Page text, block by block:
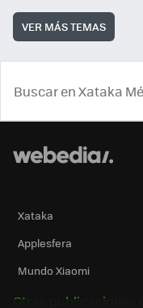
VER MÁS TEMAS
Xataka
Applesfera
Mundo Xiaomi
Otras publicaciones